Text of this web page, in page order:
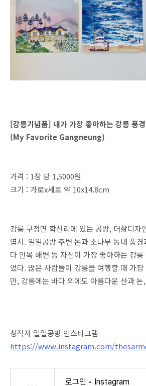
[강릉기념품] 내가 가장 좋아하는 강릉 풍
(My Favorite Gangneung)
가격 : 1장 당 1,5000원
크기 : 가로x세로 약 10x14.8cm
강릉 구정면 학산리에 있는 공방, 더삶디자
엽서. 일일공방 주변 논과 소나무 동네 풍
다 안목 해변 등 자신이 가장 좋아하는 강
었다. 많은 사람들이 강릉을 여행할 때 가
만, 강릉에는 바다 외에도 아름다운 산과
창작자 일일공방 인스타그램
https://www.instagram.com/
로그인 • Instagram